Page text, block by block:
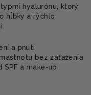
hyalurónu, ktorý
hĺbky a rýchlo
a pnutí
bez zaťaženia
SPF a make-up